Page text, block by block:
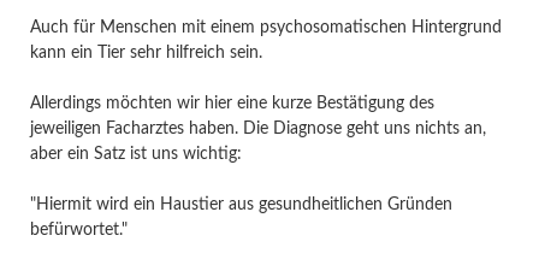
Auch für Menschen mit einem psychosomatischen Hintergrund
kann ein Tier sehr hilfreich sein.
Allerdings möchten wir hier eine kurze Bestätigung des
jeweiligen Facharztes haben. Die Diagnose geht uns nichts an,
aber ein Satz ist uns wichtig:
"Hiermit wird ein Haustier aus gesundheitlichen Gründen
befürwortet."